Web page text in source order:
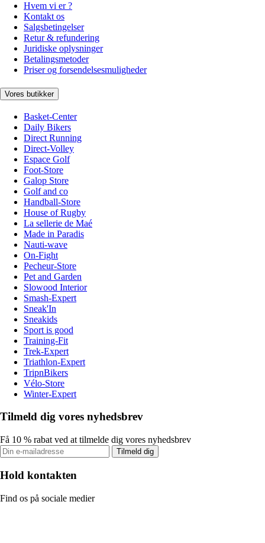
Hvem vi er ?
Kontakt os
Salgsbetingelser
Retur & refundering
Juridiske oplysninger
Betalingsmetoder
Priser og forsendelsesmuligheder
Vores butikker
Basket-Center
Daily Bikers
Direct Running
Direct-Volley
Espace Golf
Foot-Store
Galop Store
Golf and co
Handball-Store
House of Rugby
La sellerie de Maé
Made in Paradis
Nauti-wave
On-Fight
Pecheur-Store
Pet and Garden
Slowood Interior
Smash-Expert
Sneak'In
Sneakids
Sport is good
Training-Fit
Trek-Expert
Triathlon-Expert
TripnBikers
Vélo-Store
Winter-Expert
Tilmeld dig vores nyhedsbrev
Få 10 % rabat ved at tilmelde dig vores nyhedsbrev
Tilmeld dig
Hold kontakten
Find os på sociale medier